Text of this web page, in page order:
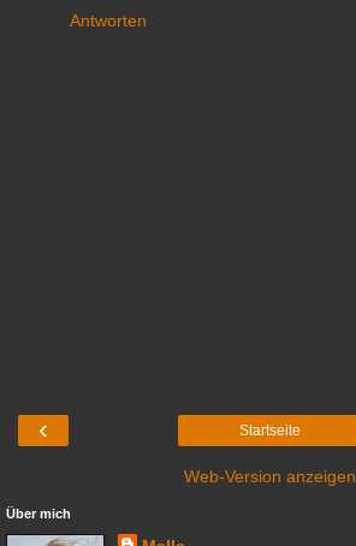
Antworten
‹ Startseite
Web-Version anzeigen
Über mich